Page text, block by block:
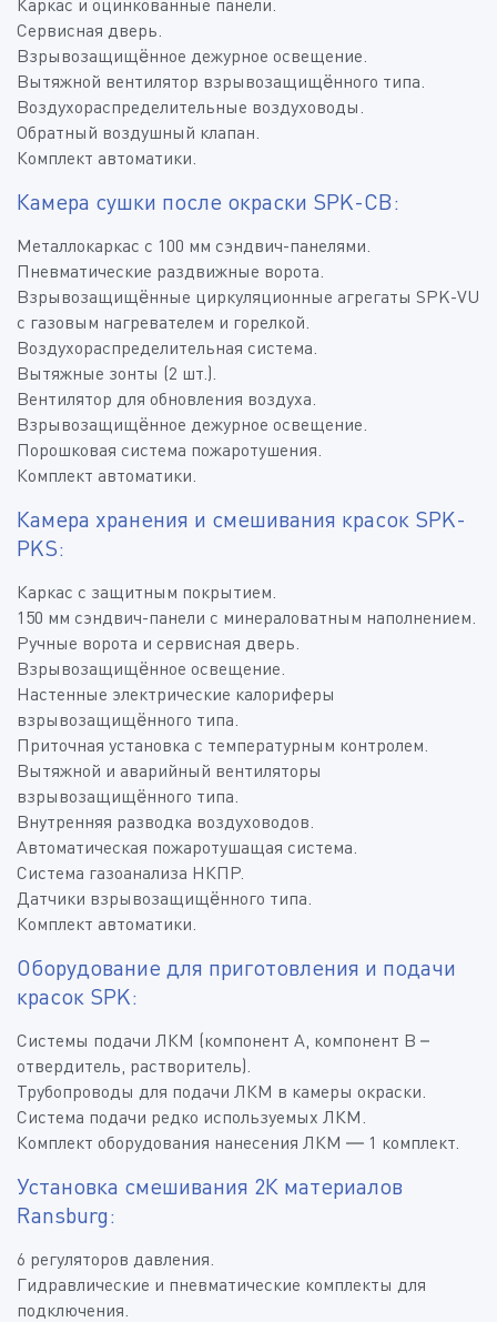
Сервисная дверь.
Взрывозащищённое дежурное освещение.
Вытяжной вентилятор взрывозащищённого типа.
Воздухораспределительные воздуховоды.
Обратный воздушный клапан.
Комплект автоматики.
Камера сушки после окраски SPK-CB:
Металлокаркас с 100 мм сэндвич-панелями.
Пневматические раздвижные ворота.
Взрывозащищённые циркуляционные агрегаты SPK-VU
с газовым нагревателем и горелкой.
Воздухораспределительная система.
Вытяжные зонты (2 шт.).
Вентилятор для обновления воздуха.
Взрывозащищённое дежурное освещение.
Порошковая система пожаротушения.
Комплект автоматики.
Камера хранения и смешивания красок SPK-
PKS:
Каркас с защитным покрытием.
150 мм сэндвич-панели с минераловатным наполнением.
Ручные ворота и сервисная дверь.
Взрывозащищённое освещение.
Настенные электрические калориферы
взрывозащищённого типа.
Приточная установка с температурным контролем.
Вытяжной и аварийный вентиляторы
взрывозащищённого типа.
Внутренняя разводка воздуховодов.
Автоматическая пожаротушащая система.
Система газоанализа НКПР.
Датчики взрывозащищённого типа.
Комплект автоматики.
Оборудование для приготовления и подачи
красок SPK:
Системы подачи ЛКМ (компонент А, компонент В –
отвердитель, растворитель).
Трубопроводы для подачи ЛКМ в камеры окраски.
Система подачи редко используемых ЛКМ.
Комплект оборудования нанесения ЛКМ — 1 комплект.
Установка смешивания 2К материалов
Ransburg:
6 регуляторов давления.
Гидравлические и пневматические комплекты для
подключения.